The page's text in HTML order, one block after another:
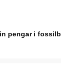
pengar i